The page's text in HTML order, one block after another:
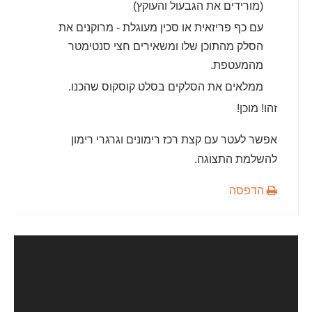
(מורידים את הגבעול והעוקץ)
עם כף פריזאית או סכין מעוגלת - מרוקנים את
הסלק מהתוכן שלו ומשאירים חצי סנטימטר
מהמעטפת.
ממלאים את הסלקים בסלט קוסקוס שהכנו.
זהו! מוכן!
אפשר לעטר עם קצת רכז רימונים וגרגרי רימון
להשלמת התצוגה.
הדפסה